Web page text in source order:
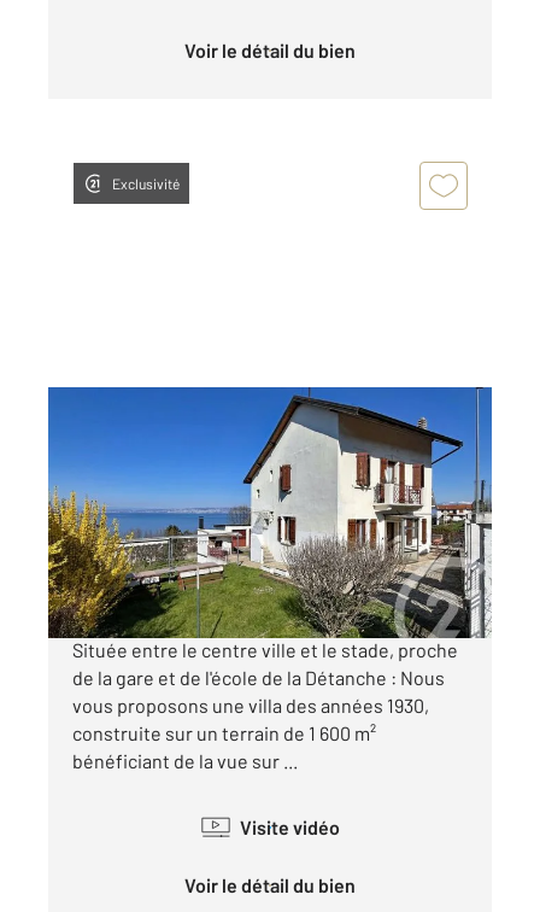
Voir le détail du bien
Exclusivité
Maison à vendre
583 000 €
Visiter le site dédié
Située entre le centre ville et le stade, proche
de la gare et de l'école de la Détanche : Nous
vous proposons une villa des années 1930,
construite sur un terrain de 1 600 m²
bénéficiant de la vue sur ...
Visite vidéo
Voir le détail du bien